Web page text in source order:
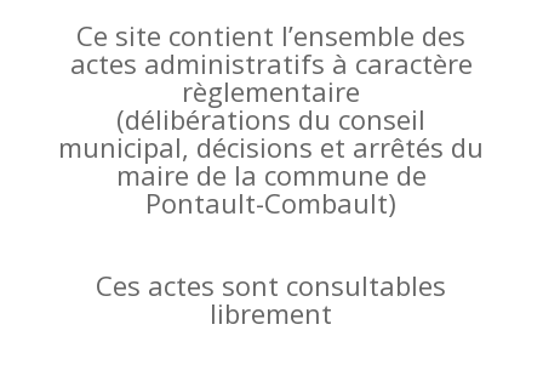
Ce site contient l’ensemble des
actes administratifs à caractère
règlementaire
(délibérations du conseil
municipal, décisions et arrêtés du
maire de la commune de
Pontault-Combault)
Ces actes sont consultables
librement